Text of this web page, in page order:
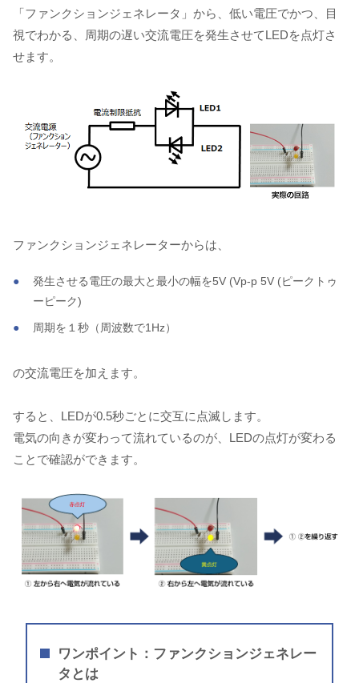
「ファンクションジェネレータ」から、低い電圧でかつ、目
視でわかる、周期の遅い交流電圧を発生させてLEDを点灯さ
せます。
ファンクションジェネレーターからは、
発生させる電圧の最大と最小の幅を5V (Vp-p 5V (ピークトゥ
ーピーク)
周期を１秒（周波数で1Hz）
の交流電圧を加えます。
すると、LEDが0.5秒ごとに交互に点滅します。
電気の向きが変わって流れているのが、LEDの点灯が変わる
ことで確認ができます。
ワンポイント：ファンクションジェネレー
タとは